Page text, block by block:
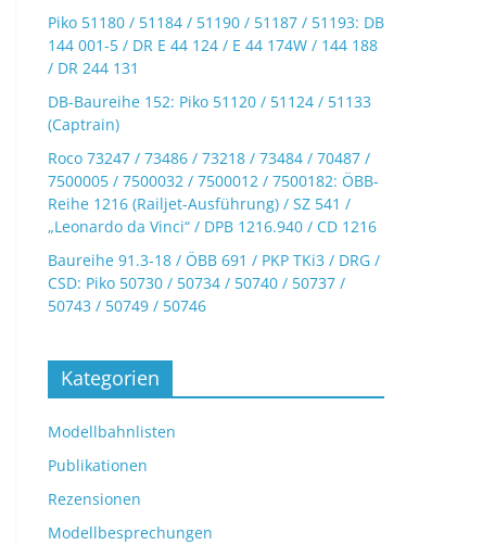
Piko 51180 / 51184 / 51190 / 51187 / 51193: DB
144 001-5 / DR E 44 124 / E 44 174W / 144 188
/ DR 244 131
DB-Baureihe 152: Piko 51120 / 51124 / 51133
(Captrain)
Roco 73247 / 73486 / 73218 / 73484 / 70487 /
7500005 / 7500032 / 7500012 / 7500182: ÖBB-
Reihe 1216 (Railjet-Ausführung) / SZ 541 /
„Leonardo da Vinci“ / DPB 1216.940 / CD 1216
Baureihe 91.3-18 / ÖBB 691 / PKP TKi3 / DRG /
CSD: Piko 50730 / 50734 / 50740 / 50737 /
50743 / 50749 / 50746
Kategorien
Modellbahnlisten
Publikationen
Rezensionen
Modellbesprechungen